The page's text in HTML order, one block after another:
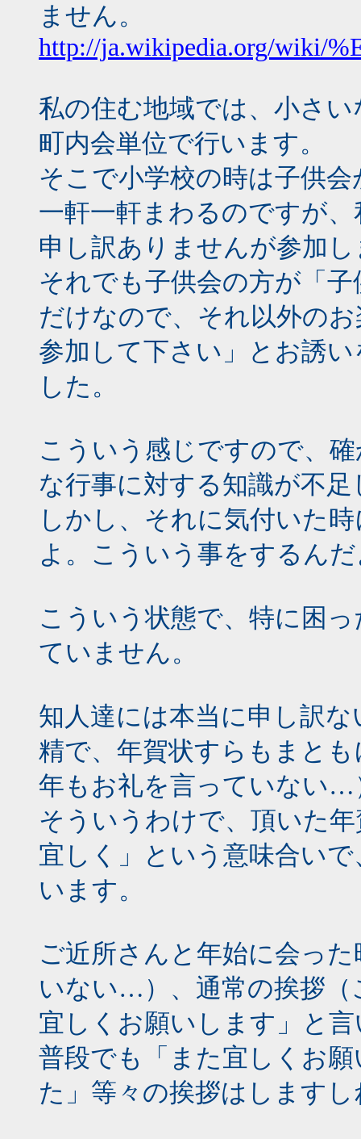
ません。
http://ja.wikipedia.org/wiki/
私の住む地域では、小さ
町内会単位で行います。
そこで小学校の時は子供
一軒一軒まわるのですが
申し訳ありませんが参加
それでも子供会の方が「
だけなので、それ以外の
参加して下さい」とお誘
した。
こういう感じですので、
な行事に対する知識が不
しかし、それに気付いた
よ。こういう事をするん
こういう状態で、特に困
ていません。
知人達には本当に申し訳
精で、年賀状すらもまと
年もお礼を言っていない…
そういうわけで、頂いた
宜しく」という意味合い
います。
ご近所さんと年始に会っ
いない…）、通常の挨拶（
宜しくお願いします」と
普段でも「また宜しくお
た」等々の挨拶はしますし